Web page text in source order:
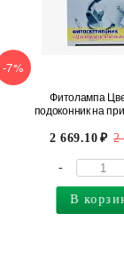
-7%
Фитолампа
подоконник на
2 669.10 2
-
В